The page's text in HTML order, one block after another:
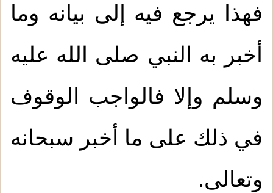
فهذا يرجع فيه إلى بيانه وما
أخبر به النبي صلى الله عليه
وسلم وإلا فالواجب الوقوف
في ذلك على ما أخبر سبحانه
وتعالى.